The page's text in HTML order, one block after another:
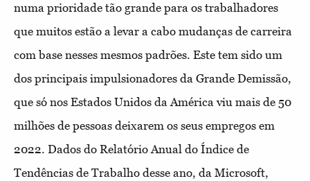
numa prioridade tão grande para os trabalhadores
que muitos estão a levar a cabo mudanças de carreira
com base nesses mesmos padrões. Este tem sido um
dos principais impulsionadores da Grande Demissão,
que só nos Estados Unidos da América viu mais de 50
milhões de pessoas deixarem os seus empregos em
2022. Dados do Relatório Anual do Índice de
Tendências de Trabalho desse ano, da Microsoft,